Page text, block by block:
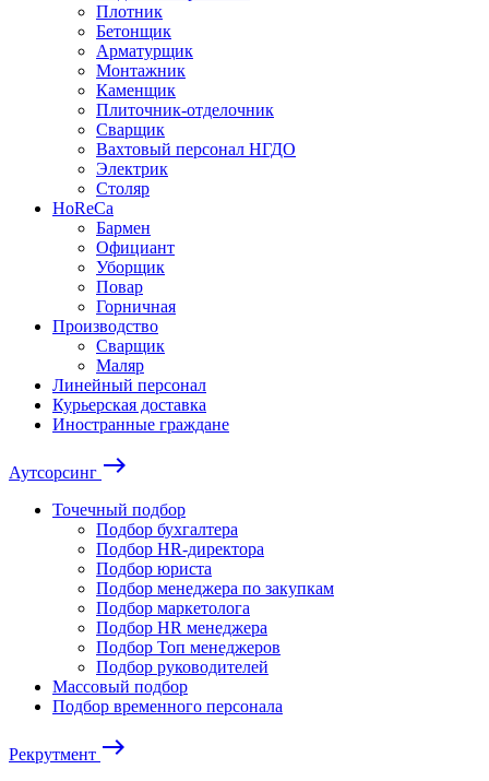
Плотник
Бетонщик
Арматурщик
Монтажник
Каменщик
Плиточник-отделочник
Сварщик
Вахтовый персонал НГДО
Электрик
Столяр
HoReCa
Бармен
Официант
Уборщик
Повар
Горничная
Производство
Сварщик
Маляр
Линейный персонал
Курьерская доставка
Иностранные граждане
Аутсорсинг east
Точечный подбор
Подбор бухгалтера
Подбор HR-директора
Подбор юриста
Подбор менеджера по закупкам
Подбор маркетолога
Подбор HR менеджера
Подбор Топ менеджеров
Подбор руководителей
Массовый подбор
Подбор временного персонала
Рекрутмент east